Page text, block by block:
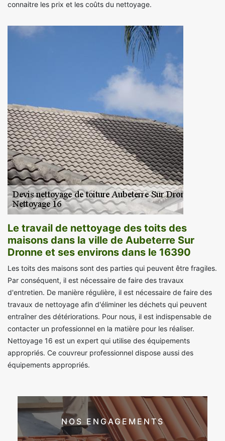
connaitre les prix et les coûts du nettoyage.
Le travail de nettoyage des toits des
maisons dans la ville de Aubeterre Sur
Dronne et ses environs dans le 16390
Les toits des maisons sont des parties qui peuvent être fragiles.
Par conséquent, il est nécessaire de faire des travaux
d'entretien. De manière régulière, il est nécessaire de faire des
travaux de nettoyage afin d'éliminer les déchets qui peuvent
entraîner des détériorations. Pour nous, il est indispensable de
contacter un professionnel en la matière pour les réaliser.
Nettoyage 16 est un expert qui utilise des équipements
appropriés. Ce couvreur professionnel dispose aussi des
équipements appropriés.
NOS ENGAGEMENTS